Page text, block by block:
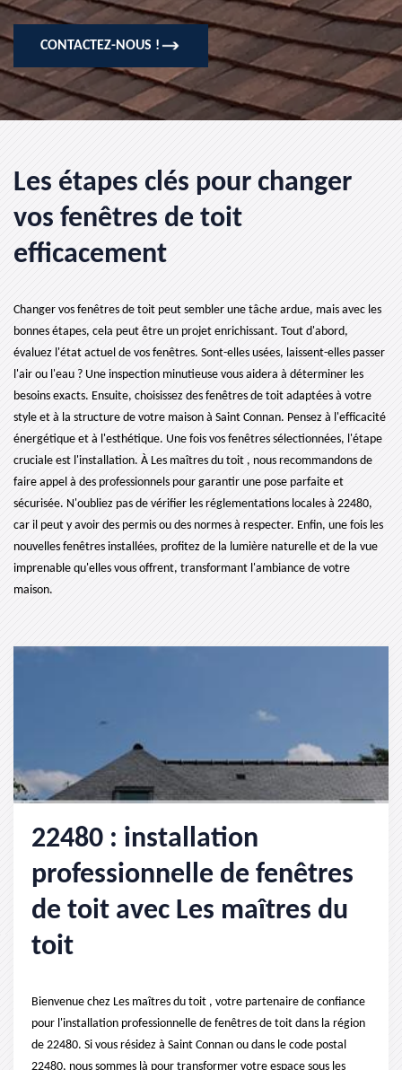
CONTACTEZ-NOUS !
Les étapes clés pour changer
vos fenêtres de toit
efficacement
Changer vos fenêtres de toit peut sembler une tâche ardue, mais avec les
bonnes étapes, cela peut être un projet enrichissant. Tout d'abord,
évaluez l'état actuel de vos fenêtres. Sont-elles usées, laissent-elles passer
l'air ou l'eau ? Une inspection minutieuse vous aidera à déterminer les
besoins exacts. Ensuite, choisissez des fenêtres de toit adaptées à votre
style et à la structure de votre maison à Saint Connan. Pensez à l'efficacité
énergétique et à l'esthétique. Une fois vos fenêtres sélectionnées, l'étape
cruciale est l'installation. À Les maîtres du toit , nous recommandons de
faire appel à des professionnels pour garantir une pose parfaite et
sécurisée. N'oubliez pas de vérifier les réglementations locales à 22480,
car il peut y avoir des permis ou des normes à respecter. Enfin, une fois les
nouvelles fenêtres installées, profitez de la lumière naturelle et de la vue
imprenable qu'elles vous offrent, transformant l'ambiance de votre
maison.
22480 : installation
professionnelle de fenêtres
de toit avec Les maîtres du
toit
Bienvenue chez Les maîtres du toit , votre partenaire de confiance
pour l'installation professionnelle de fenêtres de toit dans la région
de 22480. Si vous résidez à Saint Connan ou dans le code postal
22480, nous sommes là pour transformer votre espace sous les